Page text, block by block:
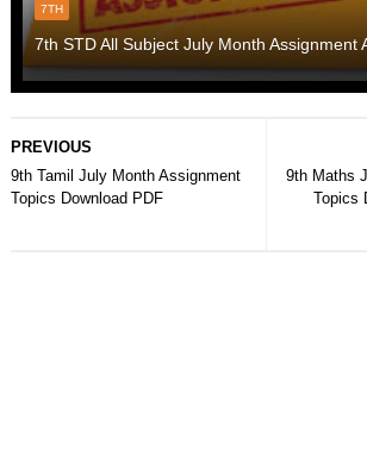
7TH
7th STD All Subject July Month Assignment
9th Maths
Topics
PREVIOUS
9th Tamil July Month Assignment
Topics Download PDF